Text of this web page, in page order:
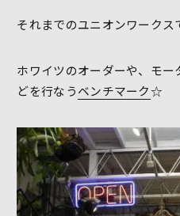
それまでのユニオンワークス
ホワイツのオーダーや、モ
どを行なうベンチマーク☆